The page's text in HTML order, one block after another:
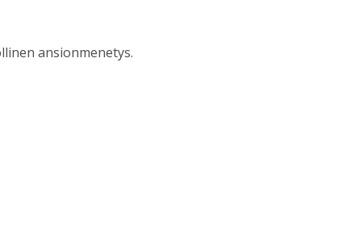
ansionmenetys.